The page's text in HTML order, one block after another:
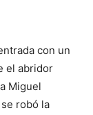
con un
el abridor
Miguel
robó la